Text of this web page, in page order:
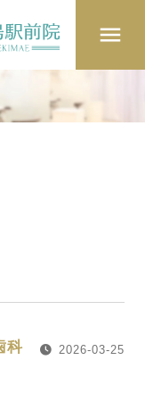
科 2026-03-25